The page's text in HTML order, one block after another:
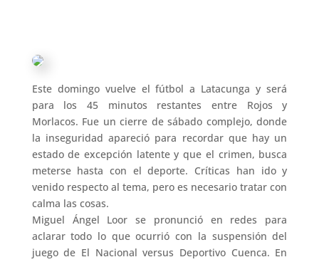
Este domingo vuelve el fútbol a Latacunga y será
para los 45 minutos restantes entre Rojos y
Morlacos. Fue un cierre de sábado complejo, donde
la inseguridad apareció para recordar que hay un
estado de excepción latente y que el crimen, busca
meterse hasta con el deporte. Críticas han ido y
venido respecto al tema, pero es necesario tratar con
calma las cosas.
Miguel Ángel Loor se pronunció en redes para
aclarar todo lo que ocurrió con la suspensión del
juego de El Nacional versus Deportivo Cuenca. En